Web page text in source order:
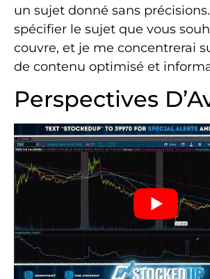
un sujet donné sans
spécifier le sujet que vous
couvre, et je me concentrerai
de contenu optimisé et
Perspectives